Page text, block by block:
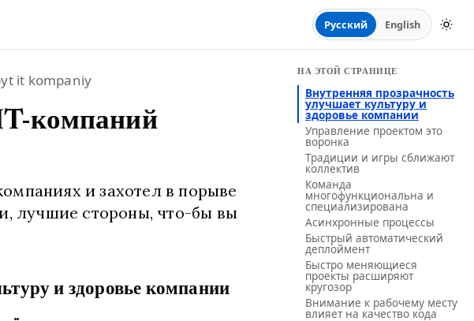
Русский English
it kompaniy
компаний
и захотел в порыве
лучшие стороны, что-бы вы
и здоровье компании
НА ЭТОЙ СТРАНИЦЕ
Внутренняя прозрачность
улучшает культуру и
здоровье компании
Управление проектом это
воронка
Традиции и игры сближают
коллектив
Команда
многофункциональна и
специализирована
Асинхронные процессы
Быстрый автоматический
деплоймент
Быстро меняющиеся
проекты расширяют
кругозор
Внимание к рабочему месту
влияет на качество кода